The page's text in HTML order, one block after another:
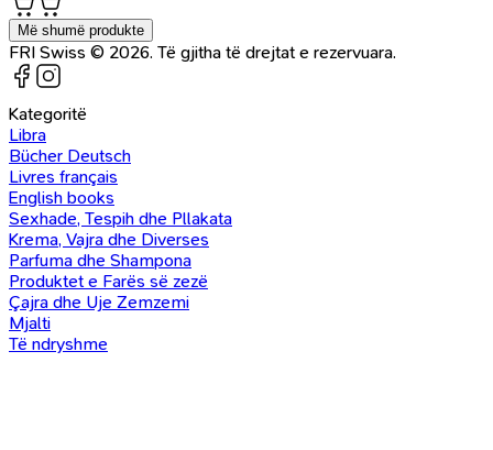
Më shumë produkte
FRI Swiss © 2026. Të gjitha të drejtat e rezervuara.
Kategoritë
Libra
Bücher Deutsch
Livres français
English books
Sexhade, Tespih dhe Pllakata
Krema, Vajra dhe Diverses
Parfuma dhe Shampona
Produktet e Farës së zezë
Çajra dhe Uje Zemzemi
Mjalti
Të ndryshme